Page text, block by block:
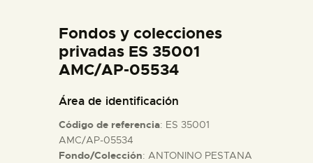
ESPAÑOL
ACTIVIDADES
Fondos y colecciones
privadas ES 35001
AMC/AP-05534
Área de identificación
Código de referencia: ES 35001
AMC/AP-05534
Fondo/Colección: ANTONINO PESTANA